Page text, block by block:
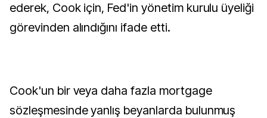
ederek, Cook için, Fed'in yönetim kurulu üyeliği
görevinden alındığını ifade etti.
Cook'un bir veya daha fazla mortgage
sözleşmesinde yanlış beyanlarda bulunmuş